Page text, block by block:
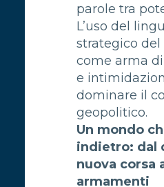
parole tra
L’uso del
strategico
come arma
e
dominare il
geopolitico.
Un mondo
indietro: dal
nuova corsa
armamenti